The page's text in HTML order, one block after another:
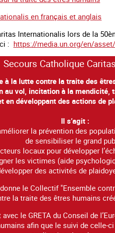
en français et anglais
Internationalis lors de la
: https://media.un.org/en/
Secours Catholique
à la lutte contre la traite des
vol, incitation à la mendicité,
en développant des actions de
Il s’agit :
la prévention des
de sensibiliser le grand
locaux pour développer
les victimes (aide
des activités de
le Collectif "Ensemble
la traite des êtres humains
le GRETA du Conseil de
afin que le suivi de celle-